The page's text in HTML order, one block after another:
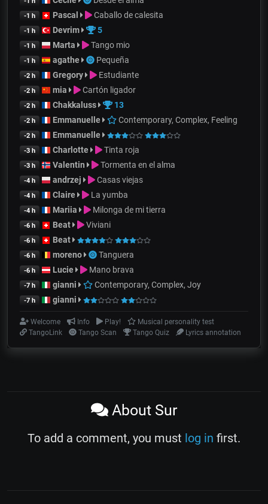
-1 h Pascal Caballo de calesita
-1 h Devrim 5
-1 h Marta Tango mio
-1 h agathe Pequeña
-2 h Gregory Estudiante
-2 h mia Cartón ligador
-2 h Chakkaluss 13
-2 h Emmanuelle Contemporary, Complex, Feeling
-2 h Emmanuelle
-3 h Charlotte Tinta roja
-3 h Valentin Tormenta en el alma
-4 h andrzej Casas viejas
-4 h Claire La yumba
-4 h Mariia Milonga de mi tierra
-6 h Beat Viviani
-6 h Beat
-6 h moreno Tanguera
-6 h Lucie Mano brava
-7 h gianni Contemporary, Complex, Joy
-7 h gianni
Welcome Info Play!
Musical personality test
TangoLink
Tango Scan Tango Quiz Lyrics annotation
About Sur
To add a comment, you must log in first.